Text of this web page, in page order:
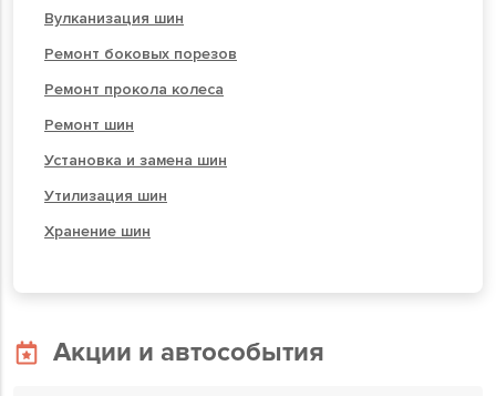
Вулканизация шин
Ремонт боковых порезов
Ремонт прокола колеса
Ремонт шин
Установка и замена шин
Утилизация шин
Хранение шин
Акции и автособытия